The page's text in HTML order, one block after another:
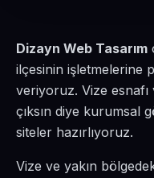
Dizayn Web Tasarım
ilçesinin işletmelerine
veriyoruz. Vize esnafı
çıksın diye kurumsal
siteler hazırlıyoruz.
Vize ve yakın